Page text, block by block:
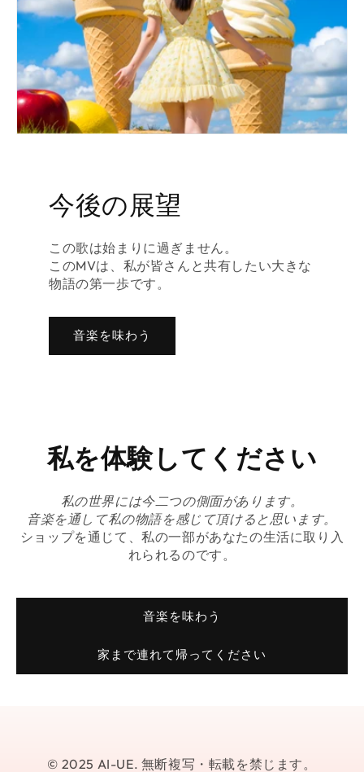
今後の展望
この歌は始まりに過ぎません。
このMVは、私が皆さんと共有したい大きな
物語の第一歩です。
音楽を味わう
私を体験してください
私の世界には今二つの側面があります。
音楽を通して私の物語を感じて頂けると思います。
ショップを通じて、私の一部があなたの生活に取り入
れられるのです。
音楽を味わう
家まで連れて帰ってください
© 2025 AI-UE. 無断複写・転載を禁じます。